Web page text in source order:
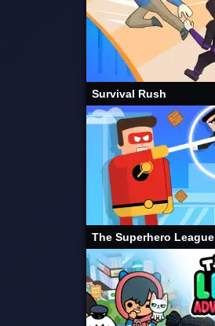
Survival Rush
The Superhero League